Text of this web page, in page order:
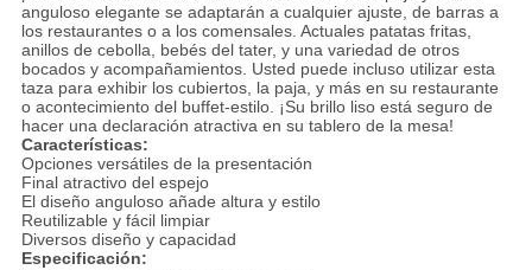
anguloso elegante se adaptarán a cualquier ajuste, de barras a
los restaurantes o a los comensales. Actuales patatas fritas,
anillos de cebolla, bebés del tater, y una variedad de otros
bocados y acompañamientos. Usted puede incluso utilizar esta
taza para exhibir los cubiertos, la paja, y más en su restaurante
o acontecimiento del buffet-estilo. ¡Su brillo liso está seguro de
hacer una declaración atractiva en su tablero de la mesa!
Características:
Opciones versátiles de la presentación
Final atractivo del espejo
El diseño anguloso añade altura y estilo
Reutilizable y fácil limpiar
Diversos diseño y capacidad
Especificación: